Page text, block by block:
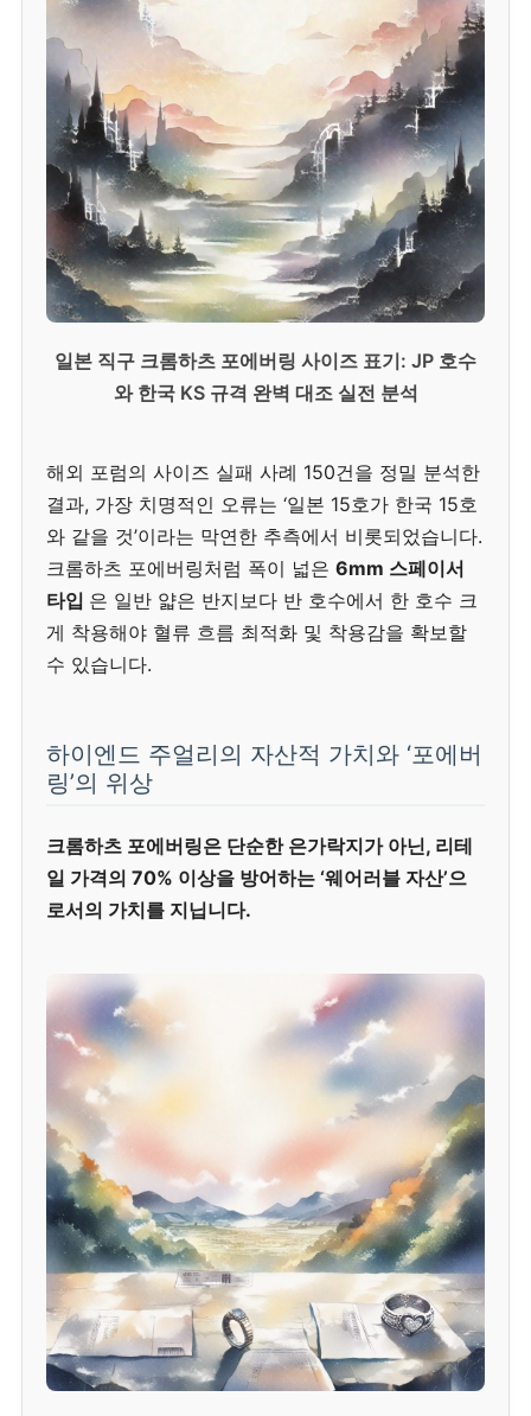
일본 직구 크롬하츠 포에버링 사이즈 표기: JP 호수
와 한국 KS 규격 완벽 대조 실전 분석
해외 포럼의 사이즈 실패 사례 150건을 정밀 분석한
결과, 가장 치명적인 오류는 ‘일본 15호가 한국 15호
와 같을 것’이라는 막연한 추측에서 비롯되었습니다.
크롬하츠 포에버링처럼 폭이 넓은 6mm 스페이서
타입 은 일반 얇은 반지보다 반 호수에서 한 호수 크
게 착용해야 혈류 흐름 최적화 및 착용감을 확보할
수 있습니다.
하이엔드 주얼리의 자산적 가치와 ‘포에버
링’의 위상
크롬하츠 포에버링은 단순한 은가락지가 아닌, 리테
일 가격의 70% 이상을 방어하는 ‘웨어러블 자산’으
로서의 가치를 지닙니다.